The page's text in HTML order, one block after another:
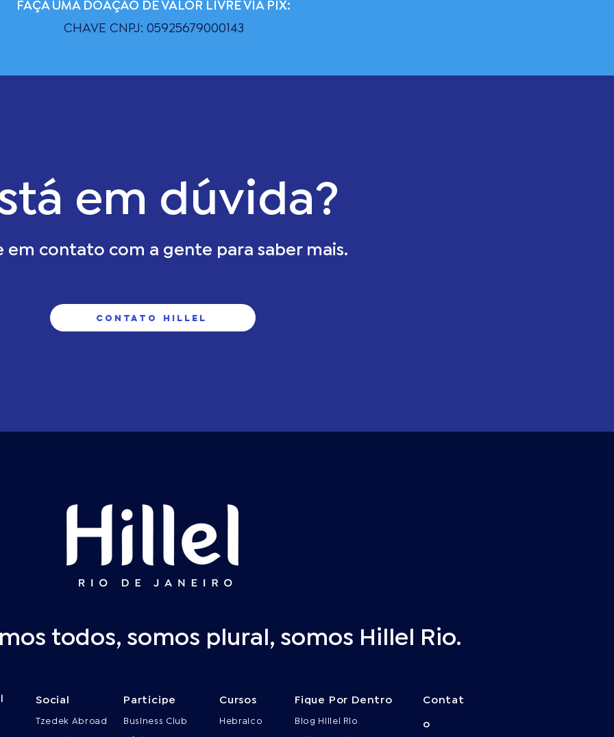
FAÇA UMA DOAÇÃO DE VALOR LIVRE VIA PIX:
CHAVE CNPJ: 05925679000143
em dúvida?
em contato com a gente para saber mais.
contato hillel
todos, somos plural, somos Hillel Rio.
Social
Tzedek Abroad
Participe
Business Club
Cursos
Hebraico
Fique Por Dentro
Blog Hillel Rio
Contat
o